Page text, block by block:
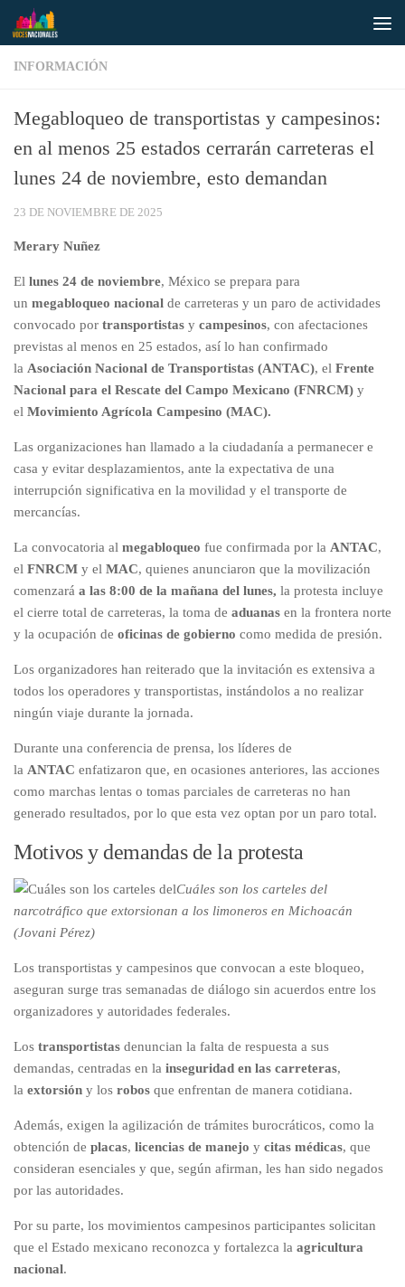
Saltar al contenido
INFORMACIÓN
Megabloqueo de transportistas y campesinos:
en al menos 25 estados cerrarán carreteras el
lunes 24 de noviembre, esto demandan
23 DE NOVIEMBRE DE 2025
Merary Nuñez
El lunes 24 de noviembre, México se prepara para
un megabloqueo nacional de carreteras y un paro de actividades
convocado por transportistas y campesinos, con afectaciones
previstas al menos en 25 estados, así lo han confirmado
la Asociación Nacional de Transportistas (ANTAC), el Frente
Nacional para el Rescate del Campo Mexicano (FNRCM) y
el Movimiento Agrícola Campesino (MAC).
Las organizaciones han llamado a la ciudadanía a permanecer e
casa y evitar desplazamientos, ante la expectativa de una
interrupción significativa en la movilidad y el transporte de
mercancías.
La convocatoria al megabloqueo fue confirmada por la ANTAC,
el FNRCM y el MAC, quienes anunciaron que la movilización
comenzará a las 8:00 de la mañana del lunes, la protesta incluye
el cierre total de carreteras, la toma de aduanas en la frontera norte
y la ocupación de oficinas de gobierno como medida de presión.
Los organizadores han reiterado que la invitación es extensiva a
todos los operadores y transportistas, instándolos a no realizar
ningún viaje durante la jornada.
Durante una conferencia de prensa, los líderes de
la ANTAC enfatizaron que, en ocasiones anteriores, las acciones
como marchas lentas o tomas parciales de carreteras no han
generado resultados, por lo que esta vez optan por un paro total.
Motivos y demandas de la protesta
Cuáles son los carteles del
narcotráfico que extorsionan a los limoneros en Michoacán
(Jovani Pérez)
Los transportistas y campesinos que convocan a este bloqueo,
aseguran surge tras semanadas de diálogo sin acuerdos entre los
organizadores y autoridades federales.
Los transportistas denuncian la falta de respuesta a sus
demandas, centradas en la inseguridad en las carreteras,
la extorsión y los robos que enfrentan de manera cotidiana.
Además, exigen la agilización de trámites burocráticos, como la
obtención de placas, licencias de manejo y citas médicas, que
consideran esenciales y que, según afirman, les han sido negados
por las autoridades.
Por su parte, los movimientos campesinos participantes solicitan
que el Estado mexicano reconozca y fortalezca la agricultura
nacional.